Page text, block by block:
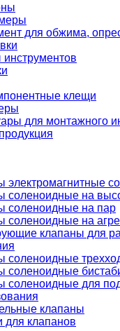
для обжима,
клещи
для монтажного
электромагнитные
соленоидные на
соленоидные на пар
соленоидные на
клапаны для
соленоидные
соленоидные
соленоидные для
клапаны
для клапанов